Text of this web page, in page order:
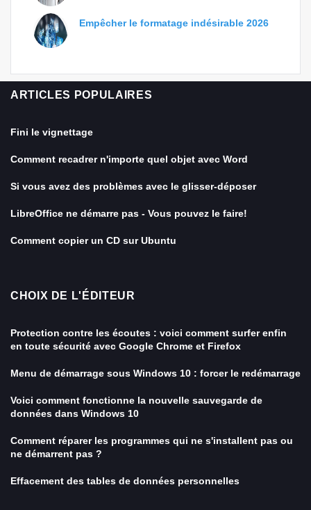
Empêcher le formatage indésirable 2026
ARTICLES POPULAIRES
Fini le vignettage
Comment recadrer n'importe quel objet avec Word
Si vous avez des problèmes avec le glisser-déposer
LibreOffice ne démarre pas - Vous pouvez le faire!
Comment copier un CD sur Ubuntu
CHOIX DE L'ÉDITEUR
Protection contre les écoutes : voici comment surfer enfin
en toute sécurité avec Google Chrome et Firefox
Menu de démarrage sous Windows 10 : forcer le redémarrage
Voici comment fonctionne la nouvelle sauvegarde de
données dans Windows 10
Comment réparer les programmes qui ne s'installent pas ou
ne démarrent pas ?
Effacement des tables de données personnelles